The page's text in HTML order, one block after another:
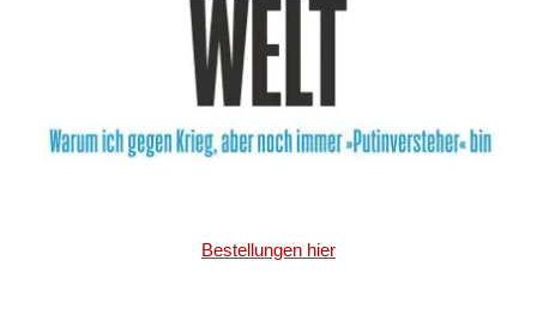
Bestellungen hier